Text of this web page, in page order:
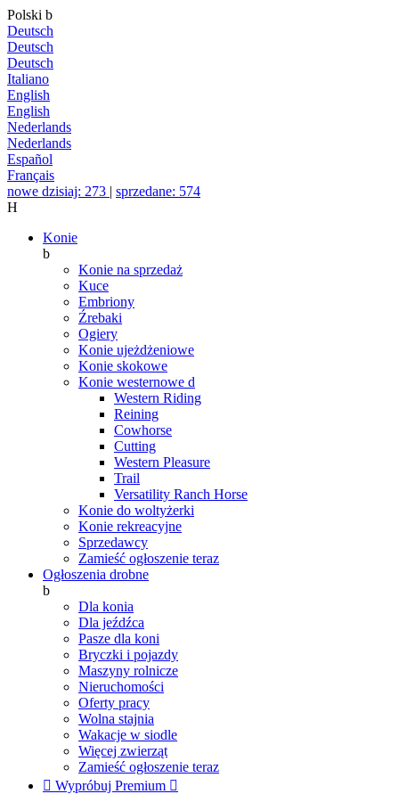
Polski b
Deutsch
Deutsch
Deutsch
Italiano
English
English
Nederlands
Nederlands
Español
Français
nowe dzisiaj: 273 | sprzedane: 574
H
Konie
b
Konie na sprzedaż
Kuce
Embriony
Źrebaki
Ogiery
Konie ujeżdżeniowe
Konie skokowe
Konie westernowe d
Western Riding
Reining
Cowhorse
Cutting
Western Pleasure
Trail
Versatility Ranch Horse
Konie do woltyżerki
Konie rekreacyjne
Sprzedawcy
Zamieść ogłoszenie teraz
Ogłoszenia drobne
b
Dla konia
Dla jeźdźca
Pasze dla koni
Bryczki i pojazdy
Maszyny rolnicze
Nieruchomości
Oferty pracy
Wolna stajnia
Wakacje w siodle
Więcej zwierząt
Zamieść ogłoszenie teraz
 Wypróbuj Premium 